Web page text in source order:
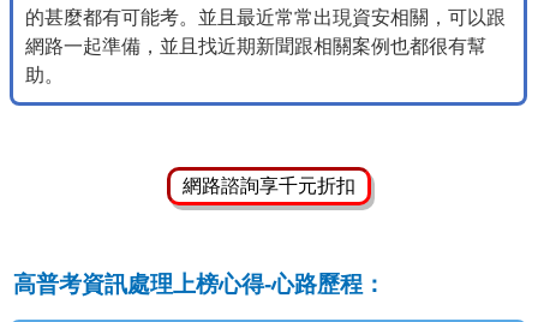
的甚麼都有可能考。並且最近常常出現資安相關，可以跟
網路一起準備，並且找近期新聞跟相關案例也都很有幫
助。
網路諮詢享千元折扣
高普考資訊處理上榜心得-心路歷程：